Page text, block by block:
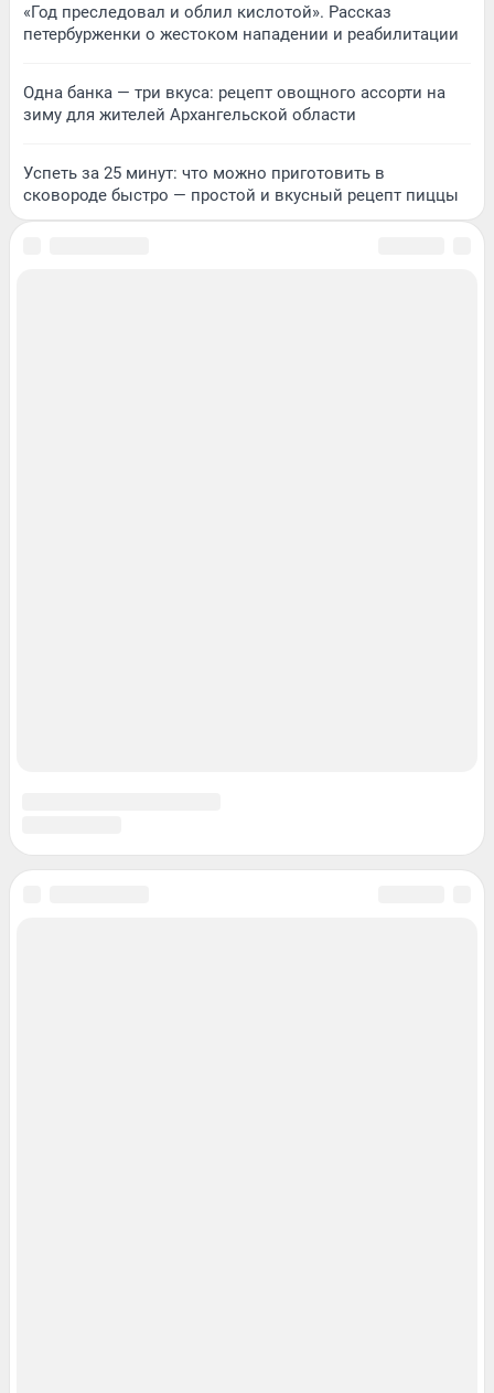
«Год преследовал и облил кислотой». Рассказ
петербурженки о жестоком нападении и реабилитации
Одна банка — три вкуса: рецепт овощного ассорти на
зиму для жителей Архангельской области
Успеть за 25 минут: что можно приготовить в
сковороде быстро — простой и вкусный рецепт пиццы